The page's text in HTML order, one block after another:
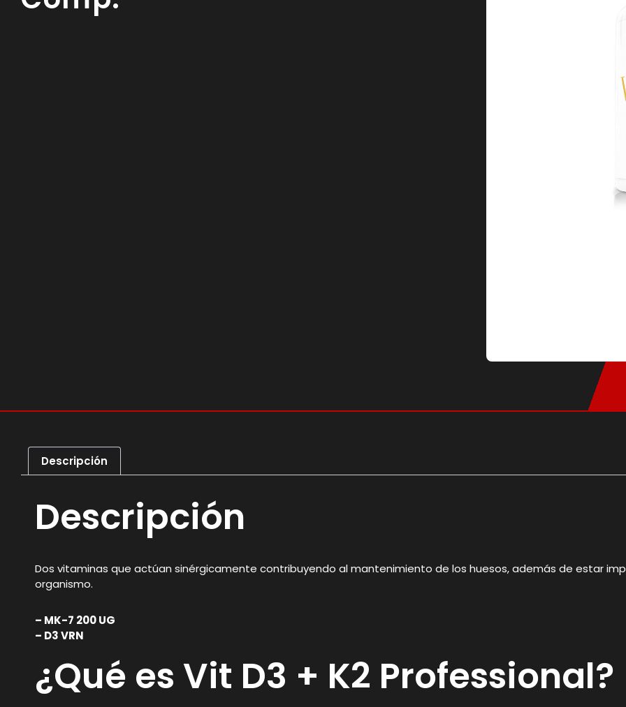
Descripción
Descripción
Dos vitaminas que actúan sinérgicamente contribuyendo al mantenimiento de los huesos, además de estar
organismo.
– MK-7 200 UG
– D3 VRN
¿Qué es Vit D3 + K2 Professional?